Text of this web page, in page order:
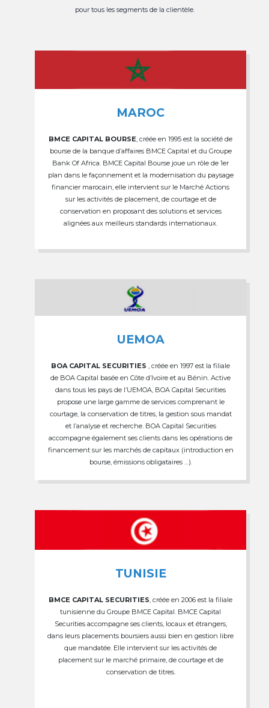
pour tous les segments de la clientèle.
MAROC
BMCE CAPITAL BOURSE , créée en 1995 est la société de
bourse de la banque d’affaires BMCE Capital et du Groupe
Bank Of Africa. BMCE Capital Bourse joue un rôle de 1er
plan dans le façonnement et la modernisation du paysage
financier marocain, elle intervient sur le Marché Actions
sur les activités de placement, de courtage et de
conservation en proposant des solutions et services
alignées aux meilleurs standards internationaux.
UEMOA
BOA CAPITAL SECURITIES , créée en 1997 est la filiale
de BOA Capital basée en Côte d’Ivoire et au Bénin. Active
dans tous les pays de l’UEMOA, BOA Capital Securities
propose une large gamme de services comprenant le
courtage, la conservation de titres, la gestion sous mandat
et l’analyse et recherche. BOA Capital Securities
accompagne également ses clients dans les opérations de
financement sur les marchés de capitaux (introduction en
bourse, émissions obligataires …).
TUNISIE
BMCE CAPITAL SECURITIES , créée en 2006 est la filiale
tunisienne du Groupe BMCE Capital. BMCE Capital
Securities accompagne ses clients, locaux et étrangers,
dans leurs placements boursiers aussi bien en gestion libre
que mandatée. Elle intervient sur les activités de
placement sur le marché primaire, de courtage et de
conservation de titres.